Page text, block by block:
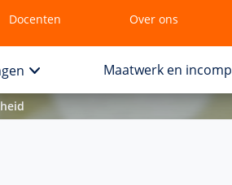
Docenten Over ons
Maatwerk en